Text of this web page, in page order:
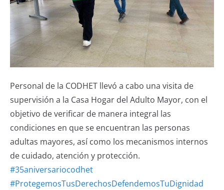
Personal de la CODHET llevó a cabo una visita de
supervisión a la Casa Hogar del Adulto Mayor, con el
objetivo de verificar de manera integral las
condiciones en que se encuentran las personas
adultas mayores, así como los mecanismos internos
de cuidado, atención y protección.
#35aniversariocodhet
#ProtegemosTusDerechosDefendemosTuDignidad